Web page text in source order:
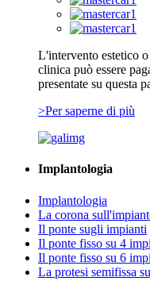
L'intervento estetico
clinica può essere
presentate su questa
>Per saperne di più
Implantologia
Implantologia
La corona
Il ponte sugli impianti
Il ponte fisso su 4
Il ponte fisso su 6
La protesi semifissa